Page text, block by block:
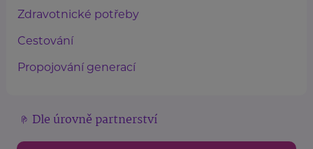
Zdravotnické potřeby
Cestování
Propojování generací
Dle úrovně partnerství